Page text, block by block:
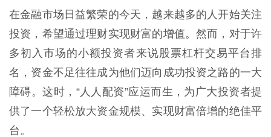
在金融市场日益繁荣的今天，越来越多的人开始关注
投资，希望通过理财实现财富的增值。然而，对于许
多初入市场的小额投资者来说股票杠杆交易平台排
名，资金不足往往成为他们迈向成功投资之路的一大
障碍。这时，“人人配资”应运而生，为广大投资者提
供了一个轻松放大资金规模、实现财富倍增的绝佳平
台。